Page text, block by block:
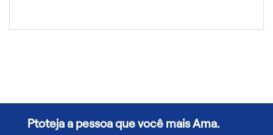
Ptoteja a pessoa que você mais Ama.